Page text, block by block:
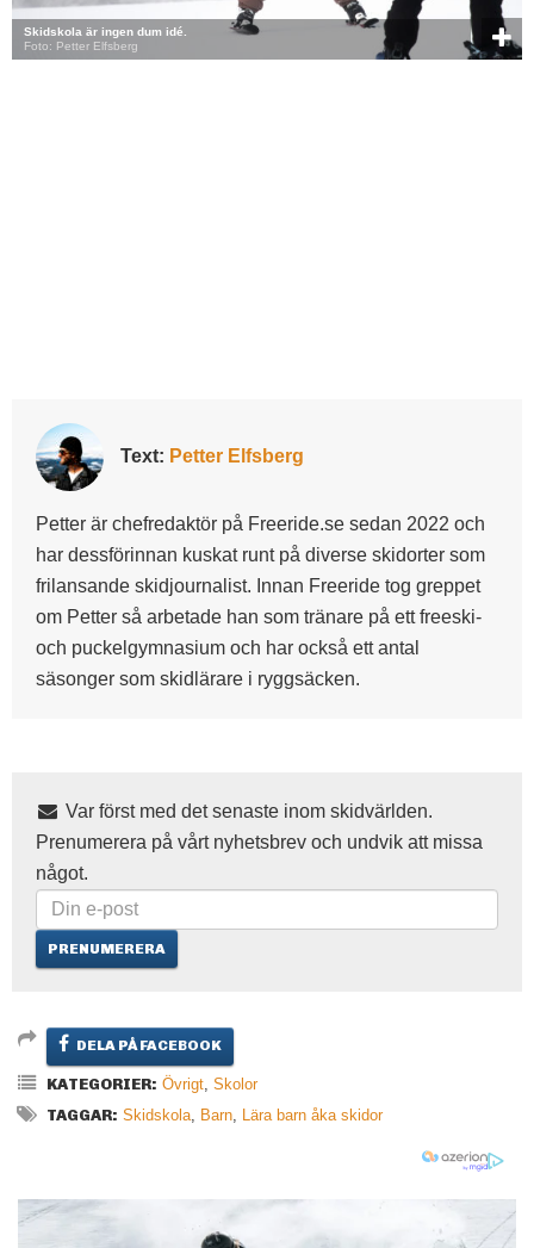
Skidskola är ingen dum idé.
Foto: Petter Elfsberg
Text: Petter Elfsberg
Petter är chefredaktör på Freeride.se sedan 2022 och
har dessförinnan kuskat runt på diverse skidorter som
frilansande skidjournalist. Innan Freeride tog greppet
om Petter så arbetade han som tränare på ett freeski-
och puckelgymnasium och har också ett antal
säsonger som skidlärare i ryggsäcken.
Var först med det senaste inom skidvärlden.
Prenumerera på vårt nyhetsbrev och undvik att missa
något.
DELA PÅ FACEBOOK
KATEGORIER: Övrigt, Skolor
TAGGAR: Skidskola, Barn, Lära barn åka skidor